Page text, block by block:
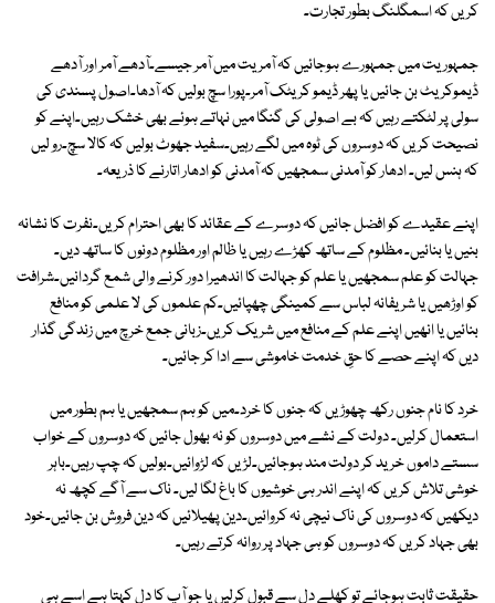
کریں کہ اسمگلنگ بطور تجارت۔
جمہوریت میں جمہورے ہوجائیں کہ آمریت میں آمر جیسے۔آدھے آمر اور آدھے
ڈیموکریٹ بن جائیں یا پھر ڈیمو کریٹک آمر۔پورا سچ بولیں کہ آدھا۔اصول پسندی کی
سولی پر لٹکتے رہیں کہ بے اصولی کی گنگا میں نہاتے ہوئے بھی خشک رہیں۔اپنے کو
نصیحت کریں کہ دوسروں کی ٹوہ میں لگے رہیں۔سفید جھوٹ بولیں کہ کالا سچ۔رو لیں
کہ ہنس لیں۔ ادھار کو آمدنی سمجھیں کہ آمدنی کو ادھار اتارنے کا ذریعہ۔
اپنے عقیدے کو افضل جانیں کہ دوسرے کے عقائد کا بھی احترام کریں۔نفرت کا نشانہ
بنیں یا بنائیں۔ مظلوم کے ساتھ کھڑے رہیں یا ظالم اور مظلوم دونوں کا ساتھ دیں۔
جہالت کو علم سمجھیں یا علم کو جہالت کا اندھیرا دور کرنے والی شمع گردانیں۔شرافت
کو اوڑھیں یا شریفانہ لباس سے کمینگی چھپائیں۔کم علموں کی لا علمی کو منافع
بنائیں یا انھیں اپنے علم کے منافع میں شریک کریں۔زبانی جمع خرچ میں زندگی گذار
دیں کہ اپنے حصے کا حقِ خدمت خاموشی سے ادا کر جائیں۔
خرد کا نام جنوں رکھ چھوڑیں کہ جنوں کا خرد۔میں کو ہم سمجھیں یا ہم بطور میں
استعمال کرلیں۔ دولت کے نشے میں دوسروں کو نہ بھول جائیں کہ دوسروں کے خواب
سستے داموں خرید کر دولت مند ہوجائیں۔لڑیں کہ لڑوائیں۔بولیں کہ چپ رہیں۔باہر
خوشی تلاش کریں کہ اپنے اندر ہی خوشیوں کا باغ لگا لیں۔ ناک سے آگے کچھ نہ
دیکھیں کہ دوسروں کی ناک نیچی نہ کروائیں۔دین پھیلائیں کہ دین فروش بن جائیں۔خود
بھی جہاد کریں کہ دوسروں کو ہی جہاد پر روانہ کرتے رہیں۔
حقیقت ثابت ہوجائے تو کھلے دل سے قبول کرلیں یا جو آپ کا دل کہتا ہے اسے ہی